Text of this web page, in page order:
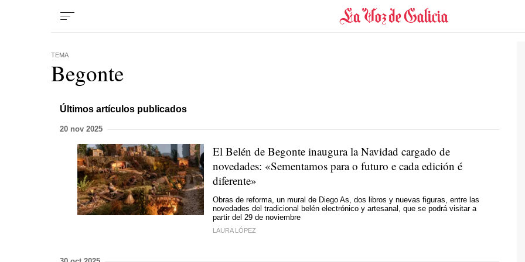
TEMA
Begonte
Últimos artículos publicados
20 nov 2025
El Belén de Begonte inaugura la Navidad cargado de
novedades: «Sementamos para o futuro e cada edición é
diferente»
Obras de reforma, un mural de Diego As, dos libros y nuevas figuras, entre las
novedades del tradicional belén electrónico y artesanal, que se podrá visitar a
partir del 29 de noviembre
LAURA LÓPEZ